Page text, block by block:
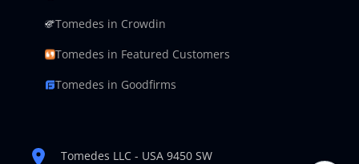
Tomedes in Crowdin
Tomedes in Featured Customers
Tomedes in Goodfirms
Tomedes LLC - USA 9450 SW